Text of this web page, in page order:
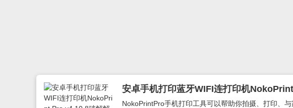
安卓手机打印蓝牙WIFI连打印机
NokoPrintPro手机打印工具可以帮助你拍摄、打印、